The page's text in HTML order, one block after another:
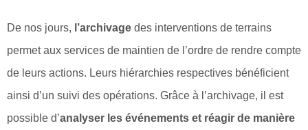
De nos jours, l’archivage des interventions de terrains
permet aux services de maintien de l’ordre de rendre compte
de leurs actions. Leurs hiérarchies respectives bénéficient
ainsi d’un suivi des opérations. Grâce à l’archivage, il est
possible d’analyser les événements et réagir de manière